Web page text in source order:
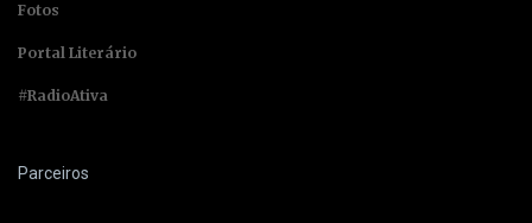
Fotos
Portal Literário
#RadioAtiva
Parceiros